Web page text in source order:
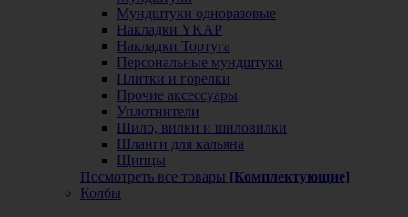
Мундштуки одноразовые
Накладки YKAP
Накладки Тортуга
Персональные мундштуки
Плитки и горелки
Прочие аксессуары
Уплотнители
Шило, вилки и шиловилки
Шланги для кальяна
Щипцы
Посмотреть все товары [Комплектующие]
Колбы